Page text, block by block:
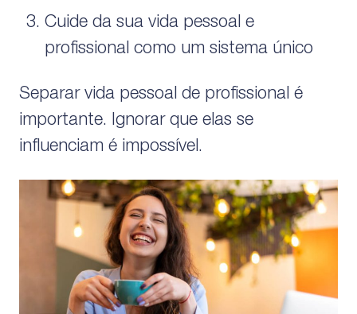
Cuide da sua vida pessoal e
profissional como um sistema único
Separar vida pessoal de profissional é
importante. Ignorar que elas se
influenciam é impossível.